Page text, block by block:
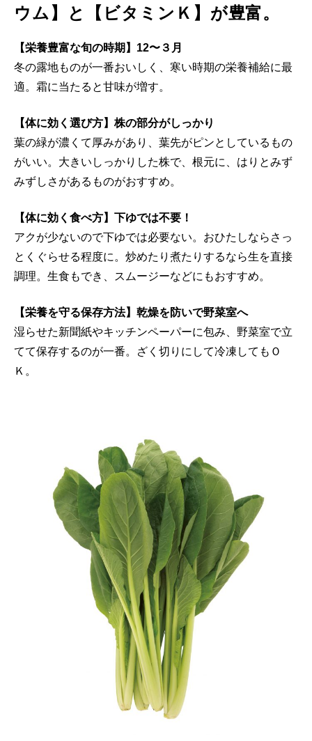
ウム】と【ビタミンＫ】が豊富。
【栄養豊富な旬の時期】12〜３月
冬の露地ものが一番おいしく、寒い時期の栄養補給に最
適。霜に当たると甘味が増す。
【体に効く選び方】株の部分がしっかり
葉の緑が濃くて厚みがあり、葉先がピンとしているもの
がいい。大きいしっかりした株で、根元に、はりとみず
みずしさがあるものがおすすめ。
【体に効く食べ方】下ゆでは不要！
アクが少ないので下ゆでは必要ない。おひたしならさっ
とくぐらせる程度に。炒めたり煮たりするなら生を直接
調理。生食もでき、スムージーなどにもおすすめ。
【栄養を守る保存方法】乾燥を防いで野菜室へ
湿らせた新聞紙やキッチンペーパーに包み、野菜室で立
てて保存するのが一番。ざく切りにして冷凍してもＯ
Ｋ。